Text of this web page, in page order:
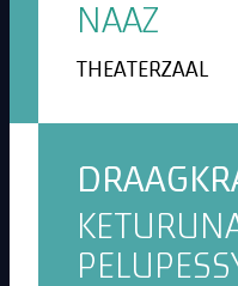
NAAZ
THEATERZAAL